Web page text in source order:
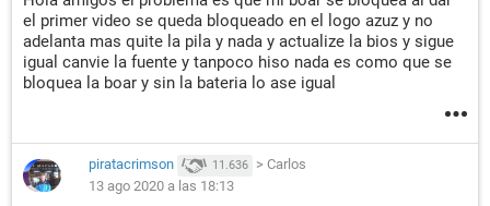
el primer video se queda bloqueado en el logo azuz y no
adelanta mas quite la pila y nada y actualize la bios y sigue
igual canvie la fuente y tanpoco hiso nada es como que se
bloquea la boar y sin la bateria lo ase igual
piratacrimson 11.636 > Carlos
13 ago 2020 a las 18:13